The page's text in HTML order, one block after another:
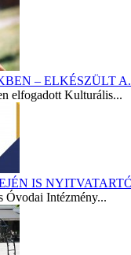
– ELKÉSZÜLT
elfogadott Kulturális...
IS
Óvodai Intézmény...